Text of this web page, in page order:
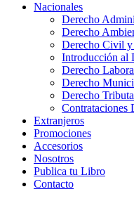
Nacionales
Derecho
Derecho
Derecho Civil
Introducción al
Derecho
Derecho
Derecho
Contrataciones
Extranjeros
Promociones
Accesorios
Nosotros
Publica tu Libro
Contacto